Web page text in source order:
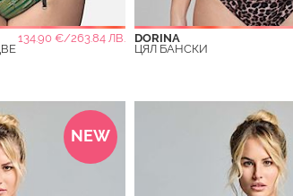
134.90 €/263.84 ЛВ.
DORINA
ЦЯЛ БАНСКИ
NEW